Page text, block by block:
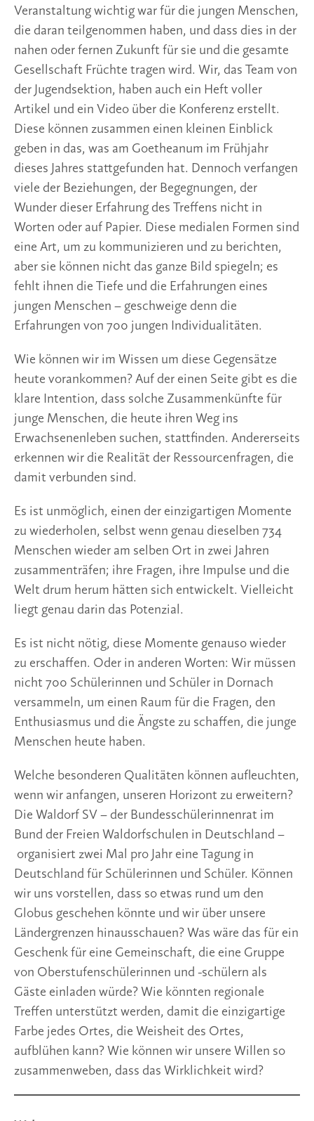
Veranstaltung wichtig war für die jungen Menschen,
die daran teilgenommen haben, und dass dies in der
nahen oder fernen Zukunft für sie und die gesamte
Gesellschaft Früchte tragen wird. Wir, das Team von
der Jugendsektion, haben auch ein Heft voller
Artikel und ein Video über die Konferenz erstellt.
Diese können zusammen einen kleinen Einblick
geben in das, was am Goetheanum im Frühjahr
dieses Jahres stattgefunden hat. Dennoch verfangen
viele der Beziehungen, der Begegnungen, der
Wunder dieser Erfahrung des Treffens nicht in
Worten oder auf Papier. Diese medialen Formen sind
eine Art, um zu kommunizieren und zu berichten,
aber sie können nicht das ganze Bild spiegeln; es
fehlt ihnen die Tiefe und die Erfahrungen eines
jungen Menschen – geschweige denn die
Erfahrungen von 700 jungen Individualitäten.
Wie können wir im Wissen um diese Gegensätze
heute vorankommen? Auf der einen Seite gibt es die
klare Intention, dass solche Zusammenkünfte für
junge Menschen, die heute ihren Weg ins
Erwachsenenleben suchen, stattfinden. Andererseits
erkennen wir die Realität der Ressourcenfragen, die
damit verbunden sind.
Es ist unmöglich, einen der einzigartigen Momente
zu wiederholen, selbst wenn genau dieselben 734
Menschen wieder am selben Ort in zwei Jahren
zusammenträfen; ihre Fragen, ihre Impulse und die
Welt drum herum hätten sich entwickelt. Vielleicht
liegt genau darin das Potenzial.
Es ist nicht nötig, diese Momente genauso wieder
zu erschaffen. Oder in anderen Worten: Wir müssen
nicht 700 Schülerinnen und Schüler in Dornach
versammeln, um einen Raum für die Fragen, den
Enthusiasmus und die Ängste zu schaffen, die junge
Menschen heute haben.
Welche besonderen Qualitäten können aufleuchten,
wenn wir anfangen, unseren Horizont zu erweitern?
Die Waldorf SV – der Bundesschülerinnenrat im
Bund der Freien Waldorfschulen in Deutschland –
organisiert zwei Mal pro Jahr eine Tagung in
Deutschland für Schülerinnen und Schüler. Können
wir uns vorstellen, dass so etwas rund um den
Globus geschehen könnte und wir über unsere
Ländergrenzen hinausschauen? Was wäre das für ein
Geschenk für eine Gemeinschaft, die eine Gruppe
von Oberstufenschülerinnen und -schülern als
Gäste einladen würde? Wie könnten regionale
Treffen unterstützt werden, damit die einzigartige
Farbe jedes Ortes, die Weisheit des Ortes,
aufblühen kann? Wie können wir unsere Willen so
zusammenweben, dass das Wirklichkeit wird?